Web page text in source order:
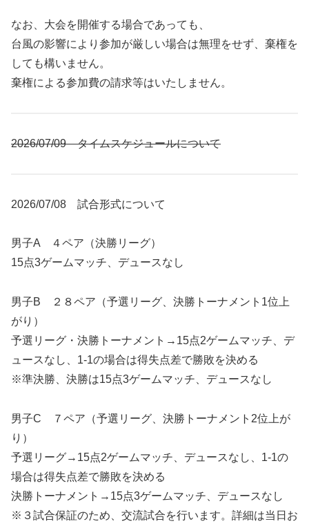
なお、大会を開催する場合であっても、
台風の影響により参加が厳しい場合は無理をせず、棄権を
しても構いません。
棄権による参加費の請求等はいたしません。
2026/07/09 タイムスケジュールについて
2026/07/08 試合形式について
男子A ４ペア（決勝リーグ）
15点3ゲームマッチ、デュースなし
男子B ２８ペア（予選リーグ、決勝トーナメント1位上
がり）
予選リーグ・決勝トーナメント→15点2ゲームマッチ、デ
ュースなし、1-1の場合は得失点差で勝敗を決める
※準決勝、決勝は15点3ゲームマッチ、デュースなし
男子C ７ペア（予選リーグ、決勝トーナメント2位上が
り）
予選リーグ→15点2ゲームマッチ、デュースなし、1-1の
場合は得失点差で勝敗を決める
決勝トーナメント→15点3ゲームマッチ、デュースなし
※３試合保証のため、交流試合を行います。詳細は当日お